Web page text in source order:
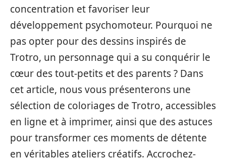
concentration et favoriser leur
développement psychomoteur. Pourquoi ne
pas opter pour des dessins inspirés de
Trotro, un personnage qui a su conquérir le
cœur des tout-petits et des parents ? Dans
cet article, nous vous présenterons une
sélection de coloriages de Trotro, accessibles
en ligne et à imprimer, ainsi que des astuces
pour transformer ces moments de détente
en véritables ateliers créatifs. Accrochez-